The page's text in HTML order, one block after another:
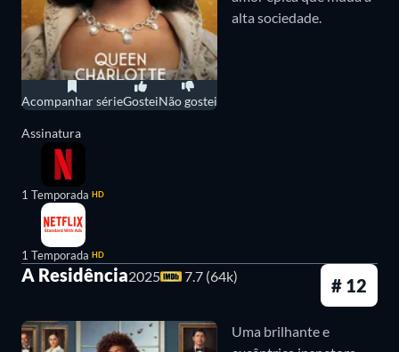
Acompanhar sérieGosteiNão gostei
alta sociedade.
Assinatura
1 Temporada HD
1 Temporada HD
A Residência2025 7.7 (64k) # 12
Uma brilhante e